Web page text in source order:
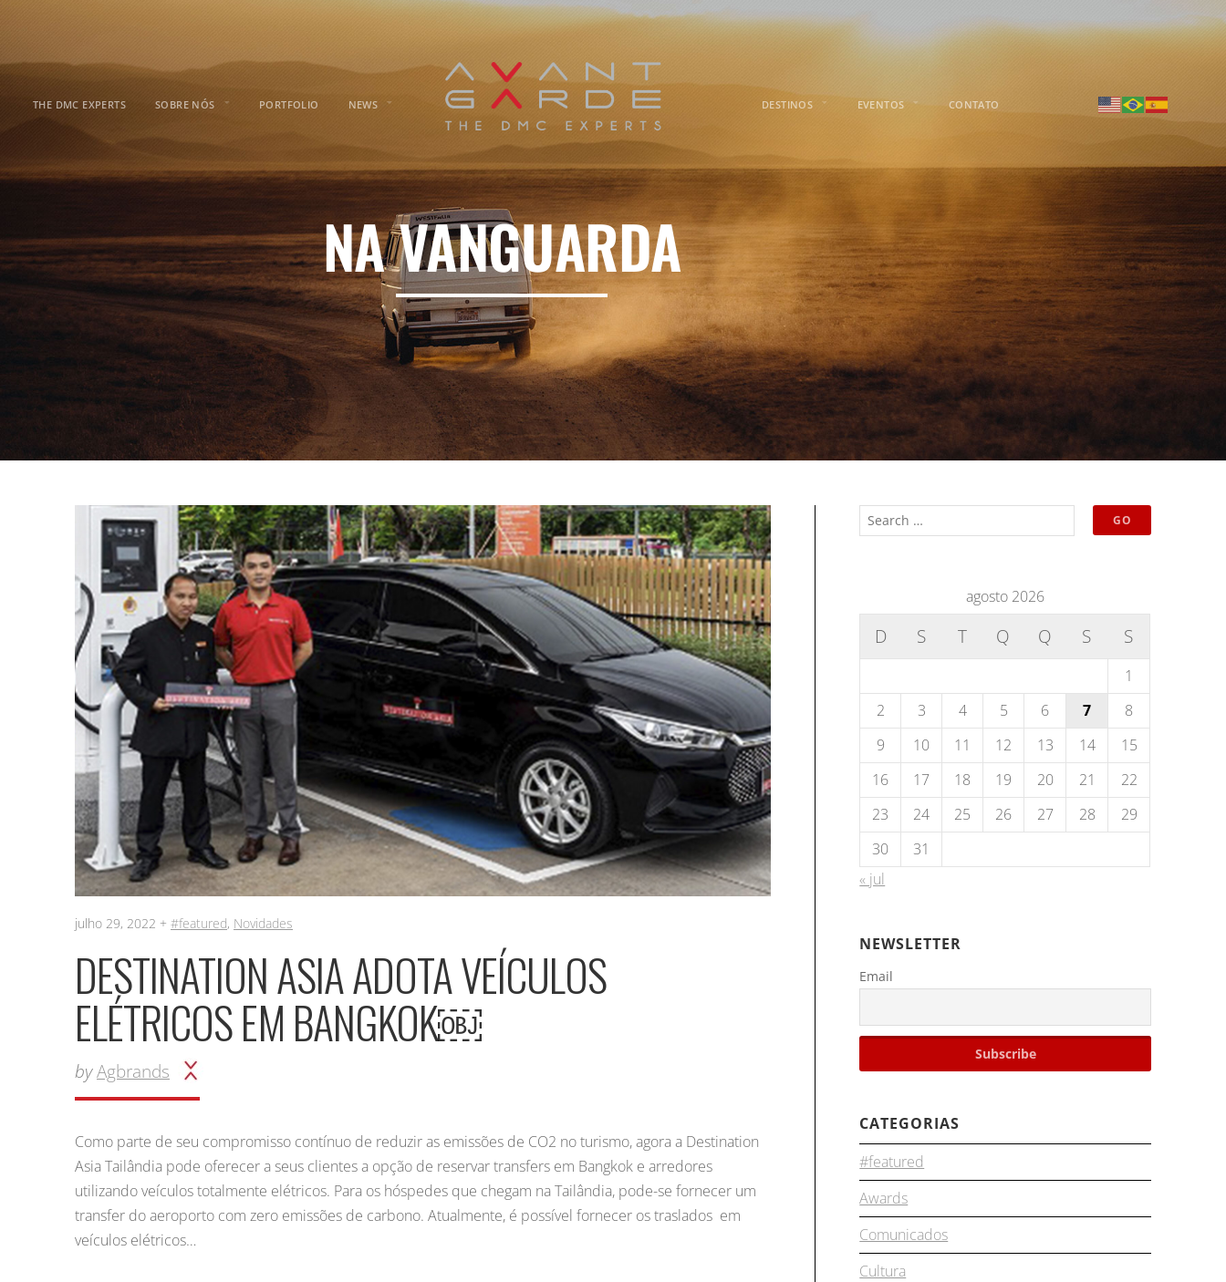
THE DMC EXPERTS SOBRE NÓS PORTFOLIO NEWS DESTINOS EVENTOS CONTATO
NA VANGUARDA
julho 29, 2022 + #featured, Novidades
DESTINATION ASIA ADOTA VEÍCULOS
ELÉTRICOS EM BANGKOK￼
byAgbrands
Como parte de seu compromisso contínuo de reduzir as emissões de CO2 no turismo, agora a Destination
Asia Tailândia pode oferecer a seus clientes a opção de reservar transfers em Bangkok e arredores
utilizando veículos totalmente elétricos. Para os hóspedes que chegam na Tailândia, pode-se fornecer um
transfer do aeroporto com zero emissões de carbono. Atualmente, é possível fornecer os traslados em
veículos elétricos…
agosto 2026
D S T Q Q S S
1
2
3 4 5 6 7
8
9
10 11 12 13 14
15
16
17 18 19 20 21
22
23
24 25 26 27 28
29
30
31
« jul
NEWSLETTER
Email
CATEGORIAS
#featured
Awards
Comunicados
Cultura